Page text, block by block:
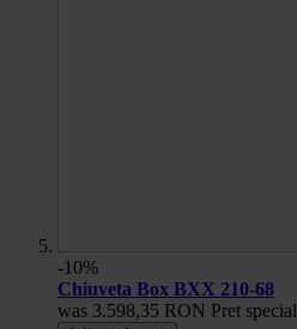
-10%
Chiuveta Box BXX 210-68
was 3.598,35 RON Pret special